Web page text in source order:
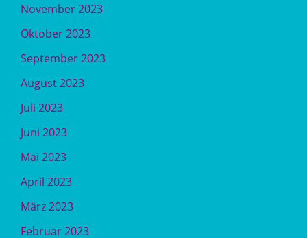
November 2023
Oktober 2023
September 2023
August 2023
Juli 2023
Juni 2023
Mai 2023
April 2023
März 2023
Februar 2023